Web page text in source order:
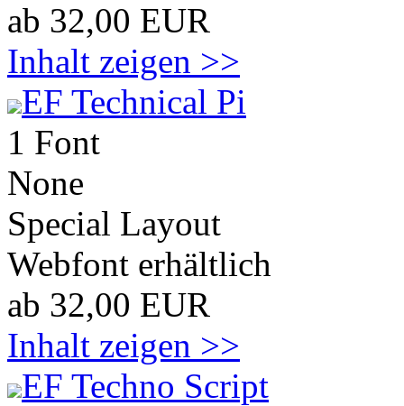
ab 32,00 EUR
Inhalt zeigen >>
EF Technical Pi
1 Font
None
Special Layout
Webfont erhältlich
ab 32,00 EUR
Inhalt zeigen >>
EF Techno Script